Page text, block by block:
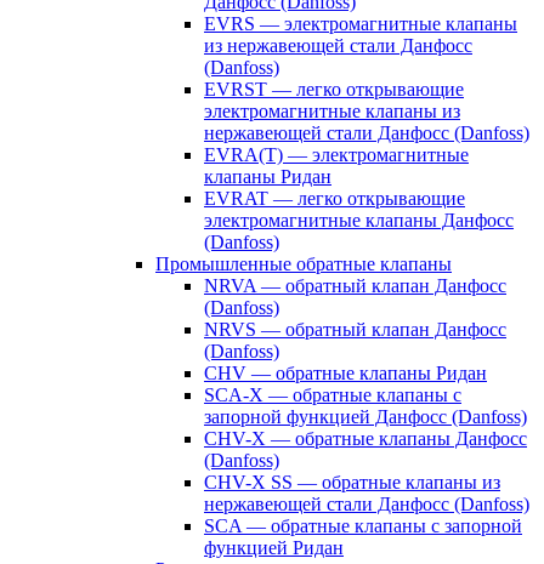
EVRS — электромагнитные клапаны
из нержавеющей стали Данфосс
(Danfoss)
EVRST — легко открывающие
электромагнитные клапаны из
нержавеющей стали Данфосс (Danfoss)
EVRA(T) — электромагнитные
клапаны Ридан
EVRAT — легко открывающие
электромагнитные клапаны Данфосс
(Danfoss)
Промышленные обратные клапаны
NRVA — обратный клапан Данфосс
(Danfoss)
NRVS — обратный клапан Данфосс
(Danfoss)
CHV — обратные клапаны Ридан
SCA-X — обратные клапаны с
запорной функцией Данфосс (Danfoss)
CHV-X — обратные клапаны Данфосс
(Danfoss)
CHV-X SS — обратные клапаны из
нержавеющей стали Данфосс (Danfoss)
SCA — обратные клапаны с запорной
функцией Ридан